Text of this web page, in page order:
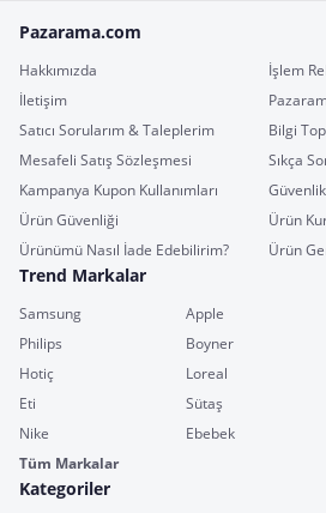
Pazarama.com
Hakkımızda
İşlem
İletişim
Satıcı Sorularım & Taleplerim
Bilgi
Mesafeli Satış Sözleşmesi
Sıkça
Kampanya Kupon Kullanımları
Ürün Güvenliği
Ürün
Ürünümü Nasıl İade Edebilirim?
Ürün
Trend Markalar
Samsung Apple
Philips
Boyner
Hotiç
Loreal
Eti
Sütaş
Nike
Ebebek
Tüm Markalar
Kategoriler